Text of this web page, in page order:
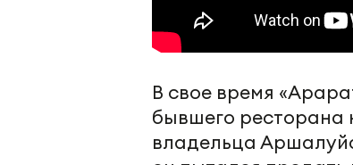
В свое время
бывшего ресторана
владельца